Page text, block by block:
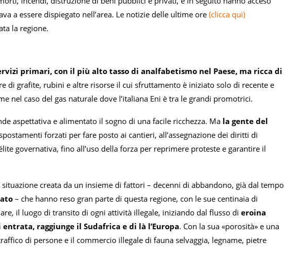
a essere dispiegato nell’area. Le notizie delle ultime ore (clicca qui)
la regione.
primari, con il più alto tasso di analfabetismo nel Paese, ma ricca di
di grafite, rubini e altre risorse il cui sfruttamento è iniziato solo di recente e
nel caso del gas naturale dove l’italiana Eni è tra le grandi promotrici.
aspettativa e alimentato il sogno di una facile ricchezza. Ma la gente del
forzati per fare posto ai cantieri, all’assegnazione dei diritti di
governativa, fino all’uso della forza per reprimere proteste e garantire il
situazione creata da un insieme di fattori – decenni di abbandono, già dal tempo
– che hanno reso gran parte di questa regione, con le sue centinaia di
il luogo di transito di ogni attività illegale, iniziando dal flusso di eroina
raggiunge il Sudafrica e di là l’Europa. Con la sua «porosità» e una
di persone e il commercio illegale di fauna selvaggia, legname, pietre